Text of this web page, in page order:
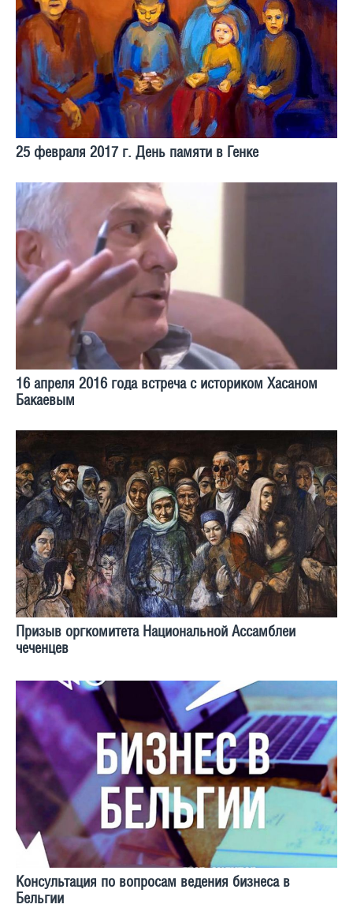
25 февраля 2017 г. День памяти в Генке
16 апреля 2016 года встреча с историком Хасаном
Бакаевым
Призыв оргкомитета Национальной Ассамблеи
чеченцев
Консультация по вопросам ведения бизнеса в
Бельгии